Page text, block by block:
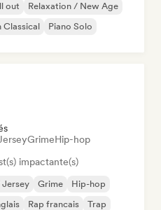
out
Relaxation / New Age
Classical Piano Solo
GrimeHip-hop
impactante(s)
Jersey Grime
Hip-hop
Rap francais Trap